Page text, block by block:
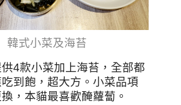
韓式小菜及海苔
供4款小菜加上海苔，全部都
到飽，超大方。小菜品項
，本貓最喜歡醃蘿蔔。